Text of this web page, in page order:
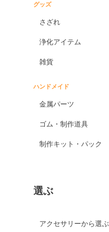
グッズ
さざれ
浄化アイテム
雑貨
ハンドメイド
金属パーツ
ゴム・制作道具
制作キット・パック
選ぶ
アクセサリーから選ぶ